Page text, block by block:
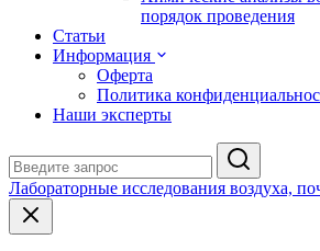
порядок проведения
Статьи
Информация
Оферта
Политика
Наши эксперты
Лабораторные исследования воздуха,